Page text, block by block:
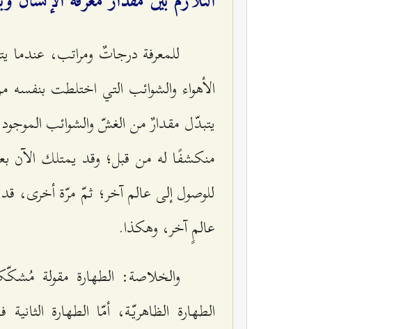
للمعرفة درجاتٌ ومراتب، عندما
الأهواء والشوائب التي اختلطت
يتبدّل مقدارٌ من الغشّ والشوائب
منكشفًا له من قبل؛ وقد يمتلك الآن
للوصول إلى عالم آخر؛ ثمّ مرّة
عالمٍ آخر، وهكذا.
والخلاصة: الطهارة مقولة
الطهارة الظاهريّة، أمّا الطهارة